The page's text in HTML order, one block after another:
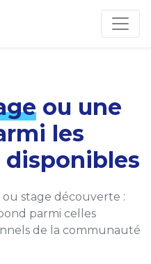
ou une
les
disponibles
stage découverte :
parmi celles
de la communauté